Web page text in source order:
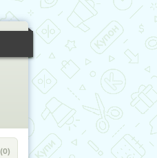
(0)